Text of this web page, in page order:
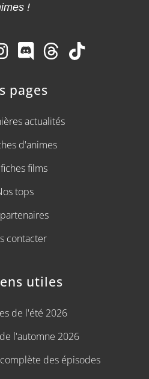
!
pages
actualités
d'animes
films
tops
contacter
utiles
de l'été 2026
l'automne 2026
des épisodes